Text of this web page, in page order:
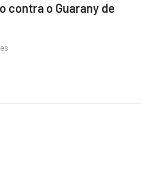
contra o Guarany de